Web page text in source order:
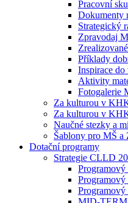
Pracovní
Dokumenty
Strategický
Zpravodaj
Příklady
Inspirace
Aktivity
Fotogalerie
Za kulturou v
Za kulturou v
Naučné stezky a
Šablony pro MŠ a
Dotační programy
Strategie CLLD
Programový